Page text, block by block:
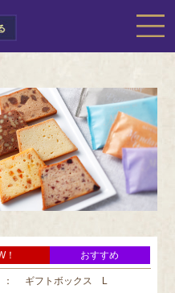
！ おすすめ
： ギフトボックス L